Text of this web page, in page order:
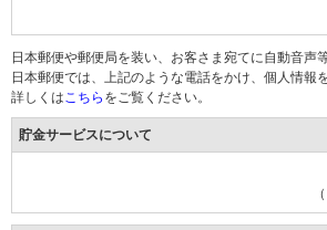
日本郵便や郵便局を装い、お客さま宛てに自動音声
日本郵便では、上記のような電話をかけ、個人情報
詳しくは こちらをご覧ください。
貯金サービスについて